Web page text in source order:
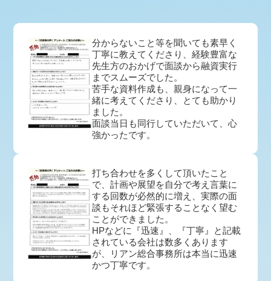
分からないこと等を聞いても素早く
丁寧に教えてくださり、経験豊富な
先生方のおかげで面談から融資実行
までスムーズでした。
苦手な資料作成も、親身になって一
緒に考えてくださり、とても助かり
ました。
面談当日も同行していただいて、心
強かったです。
打ち合わせを多くして頂いたこと
で、計画や展望を自分で考え言葉に
する回数が必然的に増え、実際の面
談もそれほど緊張することなく望む
ことができました。
HPなどに『迅速』、『丁寧』と記載
されている会社は数多くあります
が、リアン総合事務所は本当に迅速
かつ丁寧です。